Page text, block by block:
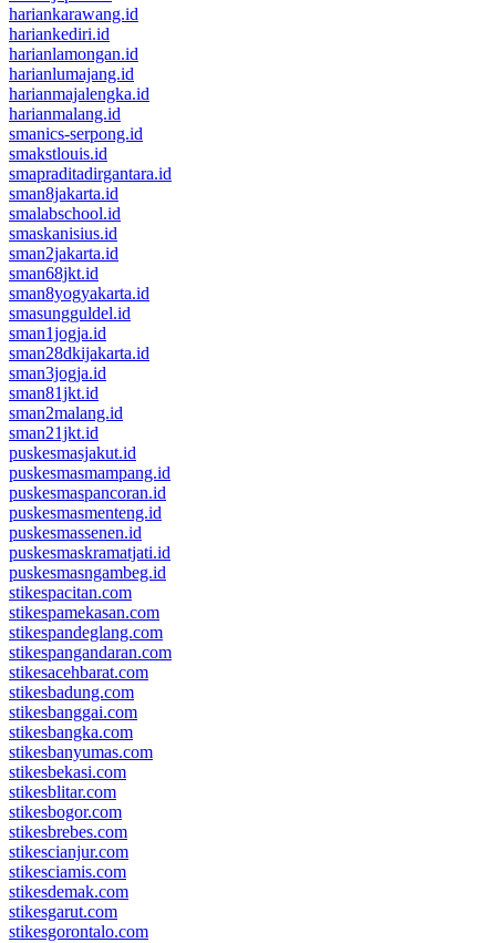
hariankarawang.id
hariankediri.id
harianlamongan.id
harianlumajang.id
harianmajalengka.id
harianmalang.id
smanics-serpong.id
smakstlouis.id
smapraditadirgantara.id
sman8jakarta.id
smalabschool.id
smaskanisius.id
sman2jakarta.id
sman68jkt.id
sman8yogyakarta.id
smasungguldel.id
sman1jogja.id
sman28dkijakarta.id
sman3jogja.id
sman81jkt.id
sman2malang.id
sman21jkt.id
puskesmasjakut.id
puskesmasmampang.id
puskesmaspancoran.id
puskesmasmenteng.id
puskesmassenen.id
puskesmaskramatjati.id
puskesmasngambeg.id
stikespacitan.com
stikespamekasan.com
stikespandeglang.com
stikespangandaran.com
stikesacehbarat.com
stikesbadung.com
stikesbanggai.com
stikesbangka.com
stikesbanyumas.com
stikesbekasi.com
stikesblitar.com
stikesbogor.com
stikesbrebes.com
stikescianjur.com
stikesciamis.com
stikesdemak.com
stikesgarut.com
stikesgorontalo.com